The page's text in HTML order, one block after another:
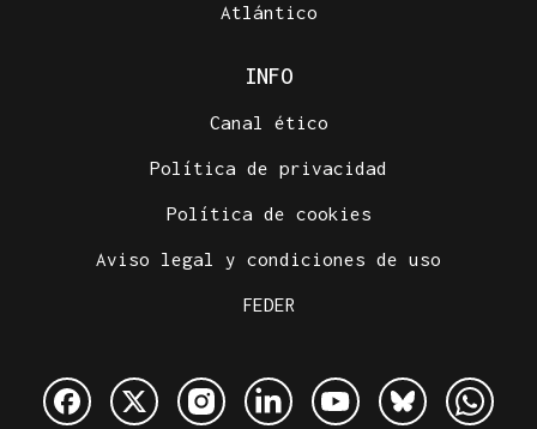
Atlántico
INFO
Canal ético
Política de privacidad
Política de cookies
Aviso legal y condiciones de uso
FEDER